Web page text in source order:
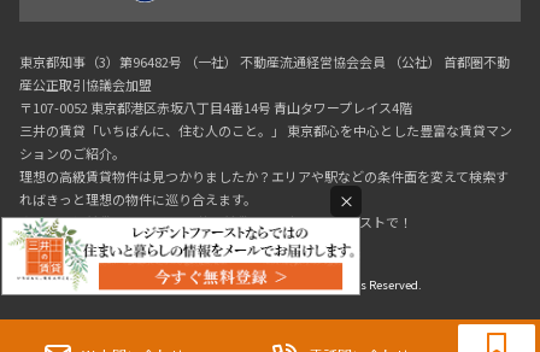
0120-321-719
9:30~18:00（水曜定休）
東京都知事（3）第96482号 （一社） 不動産流通経営協会会員 （公社） 首都圏不動
産公正取引協議会加盟
〒107-0052 東京都港区赤坂八丁目4番14号 青山タワープレイス4階
三井の賃貸「いちばんに、住む人のこと。」 東京都心を中心とした豊富な賃貸マン
ションのご紹介。
理想の高級賃貸物件は見つかりましたか？エリアや駅などの条件面を変えて検索す
ればきっと理想の物件に巡り合えます。
都心の高級賃貸物件探しは[三井の賃貸]レジデントファーストで！
Copyright © RESIDENT FIRST Co.,Ltd. All Rights Reserved.
×